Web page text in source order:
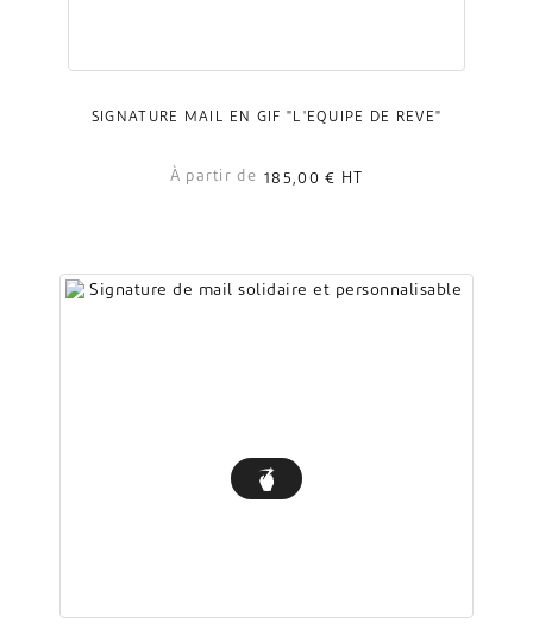
SIGNATURE MAIL EN GIF "L'ÉQUIPE DE RÊVE"
À partir de 185,00 € HT